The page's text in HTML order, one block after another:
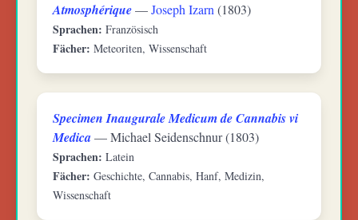
Atmosphérique—Joseph Izarn (1803)
Sprachen: Französisch
Fächer: Meteoriten, Wissenschaft
Specimen Inaugurale Medicum de Cannabis vi
Medica— Michael Seidenschnur (1803)
Sprachen: Latein
Fächer: Geschichte, Cannabis, Hanf, Medizin,
Wissenschaft